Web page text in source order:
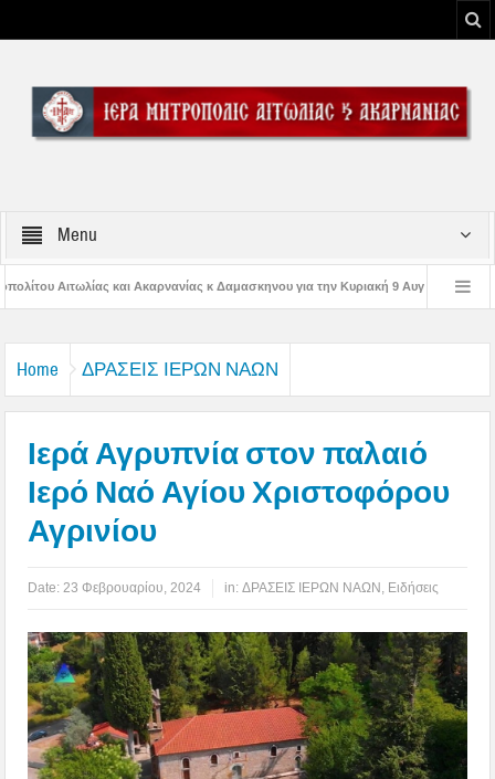
Menu
κ Δαμασκηνου για την Κυριακή 9 Αυγούστου 2026 Η εορτή της
Home ΔΡΑΣΕΙΣ ΙΕΡΩΝ ΝΑΩΝ
Ιερά Αγρυπνία στον παλαιό
Ιερό Ναό Αγίου Χριστοφόρου
Αγρινίου
Date: 23 Φεβρουαρίου, 2024 in:ΔΡΑΣΕΙΣ ΙΕΡΩΝ ΝΑΩΝ Ειδήσεις